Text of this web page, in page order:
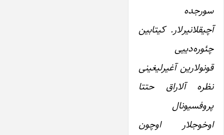
سورجده
آچیقلانیرلار. کیتابین
چئوره‌دییی
قونولارین آغیرلیغینی
نظره آلاراق حتتا
پروفسیونال
اوخوجلار اوچون